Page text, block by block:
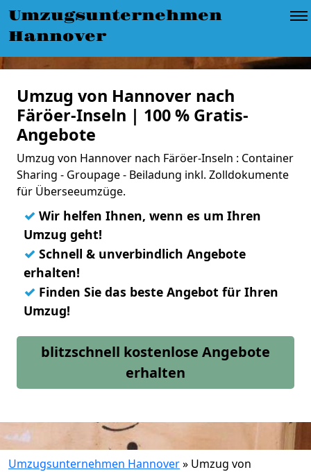
Umzugsunternehmen
Hannover
Umzug von Hannover nach
Färöer-Inseln | 100 % Gratis-
Angebote
Umzug von Hannover nach Färöer-Inseln : Container
Sharing - Groupage - Beiladung inkl. Zolldokumente
für Überseeumzüge.
✓ Wir helfen Ihnen, wenn es um Ihren
Umzug geht!
✓ Schnell & unverbindlich Angebote
erhalten!
✓ Finden Sie das beste Angebot für Ihren
Umzug!
blitzschnell kostenlose Angebote
erhalten
Umzugsunternehmen Hannover» Umzug von